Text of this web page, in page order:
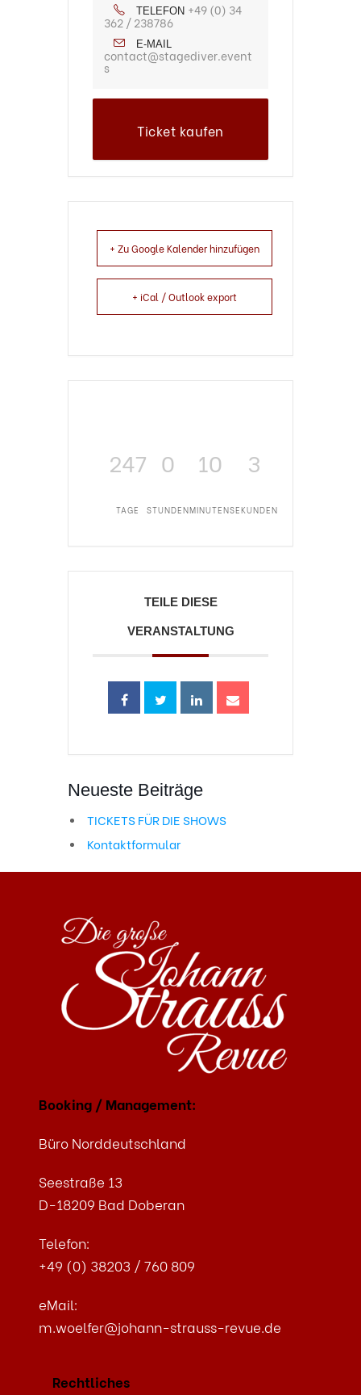
TELEFON +49 (0) 34
362 / 238786
E-MAIL
contact@stagediver.event
s
Ticket kaufen
+ Zu Google Kalender hinzufügen
+ iCal / Outlook export
247
TAGE
0
STUNDEN
10
MINUTEN
3
SEKUNDEN
TEILE DIESE
VERANSTALTUNG
Neueste Beiträge
TICKETS FÜR DIE SHOWS
Kontaktformular
Booking / Management:
Büro Norddeutschland
Seestraße 13
D-18209 Bad Doberan
Telefon:
+49 (0) 38203 / 760 809
eMail:
m.woelfer@johann-strauss-revue.de
Rechtliches